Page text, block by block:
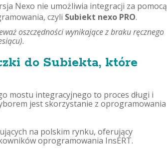
Nexo nie umożliwia integracji za pomocą
czyli Subiekt nexo PRO.
oszczędności wynikające z braku ręcznego
do Subiekta, które
mostu integracyjnego to proces długi i
jest skorzystanie z oprogramowania
na polskim rynku, oferujący
oprogramowania InsERT.